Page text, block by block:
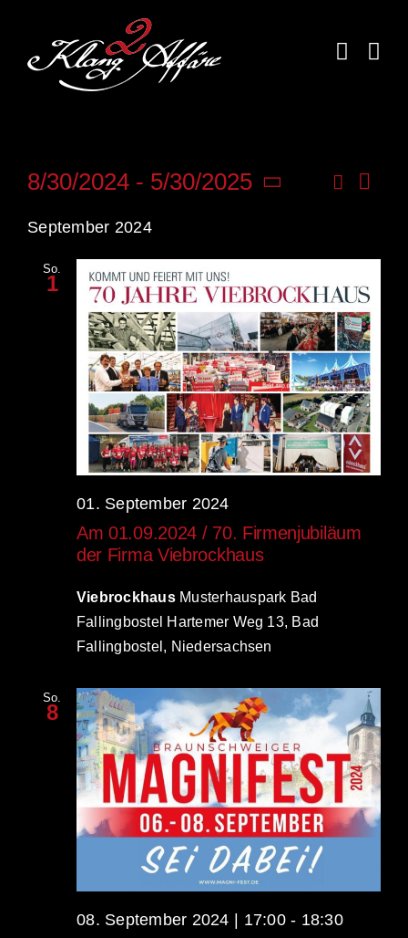
content
Suche
Liste
8/30/2024 - 5/30/2025
wählen.
September 2024
So.
1
01. September 2024
Am 01.09.2024 / 70. Firmenjubiläum
der Firma Viebrockhaus
Viebrockhaus Musterhauspark Bad
Fallingbostel Hartemer Weg 13, Bad
Fallingbostel, Niedersachsen
So.
8
08. September 2024 | 17:00- 18:30